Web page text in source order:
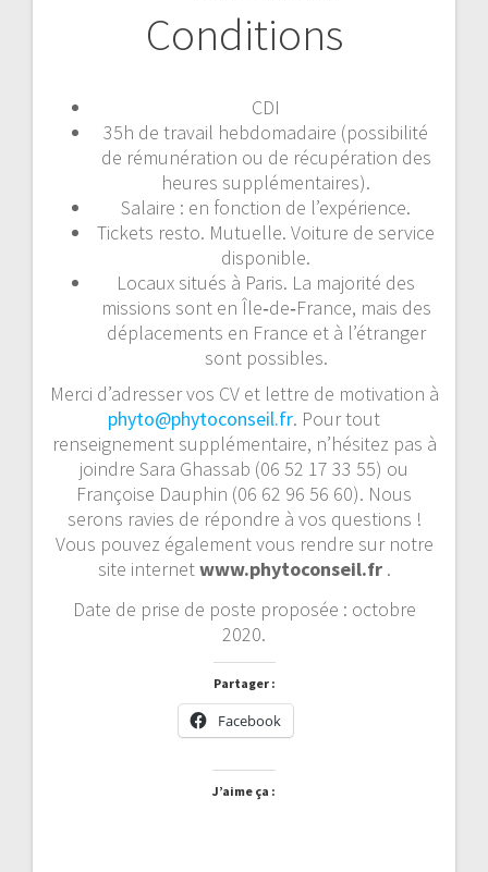
Conditions
CDI
35h de travail hebdomadaire (possibilité
de rémunération ou de récupération des
heures supplémentaires).
Salaire : en fonction de l’expérience.
Tickets resto. Mutuelle. Voiture de service
disponible.
Locaux situés à Paris. La majorité des
missions sont en Île‐de‐France, mais des
déplacements en France et à l’étranger
sont possibles.
Merci d’adresser vos CV et lettre de motivation à
phyto@phytoconseil.fr. Pour tout
renseignement supplémentaire, n’hésitez pas à
joindre Sara Ghassab (06 52 17 33 55) ou
Françoise Dauphin (06 62 96 56 60). Nous
serons ravies de répondre à vos questions !
Vous pouvez également vous rendre sur notre
site internetwww.phytoconseil.fr .
Date de prise de poste proposée : octobre
2020.
Partager :
Facebook
J’aime ça :